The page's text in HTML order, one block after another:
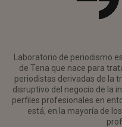
Laboratorio de periodismo
de Tena que nace para
periodistas derivadas de la
disruptivo del negocio de la
perfiles profesionales en
está, en la mayoría de